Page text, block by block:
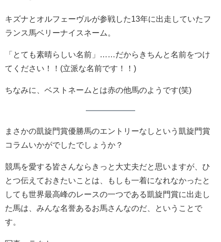
キズナとオルフェーヴルが参戦した13年に出走していたフ
ランス馬ベリーナイスネーム。
「とても素晴らしい名前」……だからきちんと名前をつけ
てください！！(立派な名前です！！)
ちなみに、ベストネームとは赤の他馬のようです(笑)
まさかの凱旋門賞優勝馬のエントリーなしという凱旋門賞
コラムいかがでしたでしょうか？
競馬を愛する皆さんならきっと大丈夫だと思いますが、ひ
とつ伝えておきたいことは、もしも一着になれなかったと
しても世界最高峰のレースの一つである凱旋門賞に出走し
た馬は、みんな名誉あるお馬さんなのだ、ということで
す。